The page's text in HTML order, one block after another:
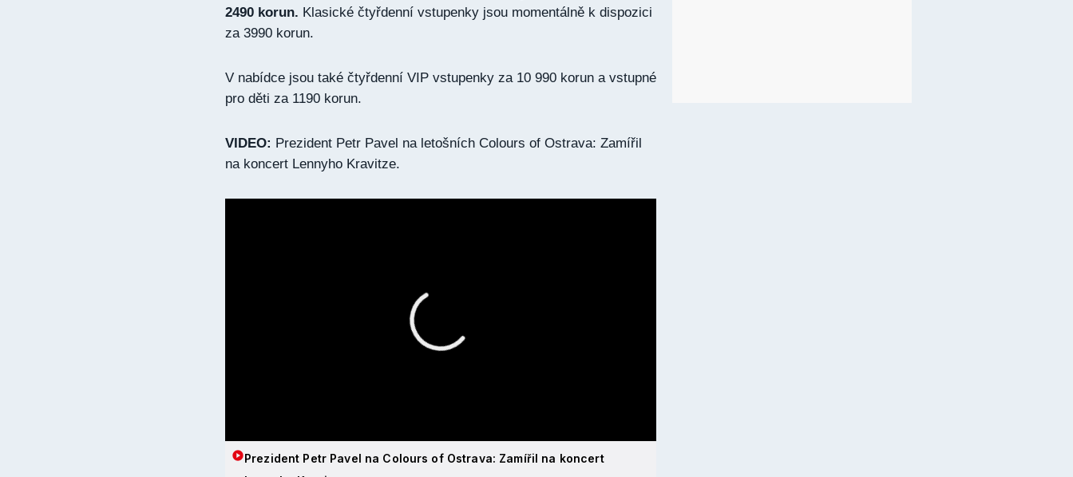
2490 korun. Klasické čtyřdenní vstupenky jsou momentálně k dispozici
za 3990 korun.
V nabídce jsou také čtyřdenní VIP vstupenky za 10 990 korun a vstupné
pro děti za 1190 korun.
VIDEO: Prezident Petr Pavel na letošních Colours of Ostrava: Zamířil
na koncert Lennyho Kravitze.
Prezident Petr Pavel na Colours of Ostrava: Zamířil na koncert